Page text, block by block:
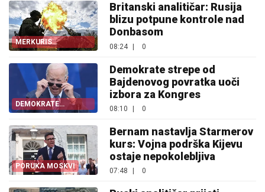
MERKURIS
UPOZORAVA
Britanski analitičar: Rusija
blizu potpune kontrole nad
Donbasom
08:24 | 0
DEMOKRATE
STRAHUJU
Demokrate strepe od
Bajdenovog povratka uoči
izbora za Kongres
08:10 0
PORUKA MOSKVI
Bernam nastavlja Starmerov
kurs: Vojna podrška Kijevu
ostaje nepokolebljiva
07:48 0